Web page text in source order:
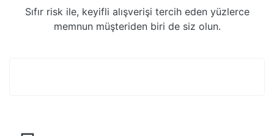
Sıfır risk ile, keyifli alışverişi tercih eden yüzlerce
memnun müşteriden biri de siz olun.